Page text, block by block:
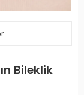
Bileklik